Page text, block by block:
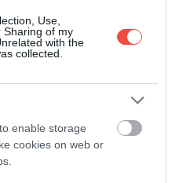
Use,
Sharing of my
with the
collected.
enable storage
cookies on web or
tocați fin